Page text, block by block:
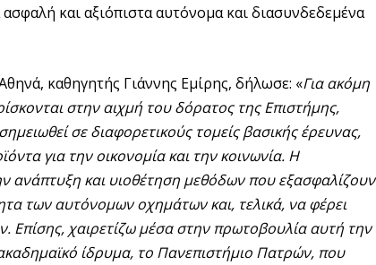
και αξιόπιστα αυτόνομα και διασυνδεδεμένα
καθηγητής Γιάννης Εμίρης, δήλωσε: «Για ακόμη
στην αιχμή του δόρατος της Επιστήμης,
σε διαφορετικούς τομείς βασικής έρευνας,
για την οικονομία και την κοινωνία. Η
ανάπτυξη και υιοθέτηση μεθόδων που εξασφαλίζουν
των αυτόνομων οχημάτων και, τελικά, να φέρει
χαιρετίζω μέσα στην πρωτοβουλία αυτή την
ίδρυμα, το Πανεπιστήμιο Πατρών, που